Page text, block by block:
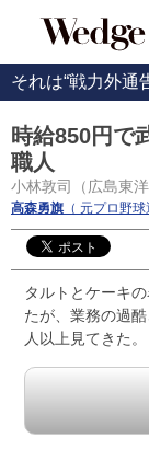
それは“戦力外通
時給850円で
職人
小林敦司（広島東
高森勇旗 （ 元プロ野球
タルトとケーキ
たが、業務の過
人以上見てきた。